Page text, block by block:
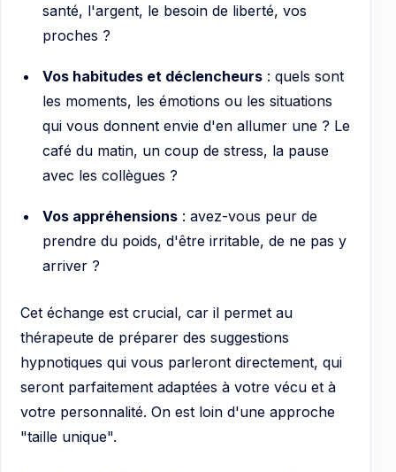
santé, l'argent, le besoin de liberté, vos
proches ?
Vos habitudes et déclencheurs: quels sont
les moments, les émotions ou les situations
qui vous donnent envie d'en allumer une ? Le
café du matin, un coup de stress, la pause
avec les collègues ?
Vos appréhensions: avez-vous peur de
prendre du poids, d'être irritable, de ne pas y
arriver ?
Cet échange est crucial, car il permet au
thérapeute de préparer des suggestions
hypnotiques qui vous parleront directement, qui
seront parfaitement adaptées à votre vécu et à
votre personnalité. On est loin d'une approche
"taille unique".